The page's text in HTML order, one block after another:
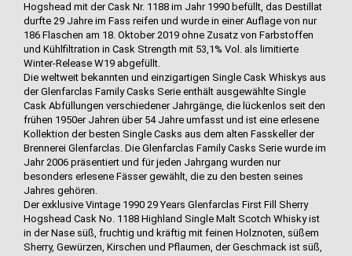
Hogshead mit der Cask Nr. 1188 im Jahr 1990 befüllt, das Destillat
durfte 29 Jahre im Fass reifen und wurde in einer Auflage von nur
186 Flaschen am 18. Oktober 2019 ohne Zusatz von Farbstoffen
und Kühlfiltration in Cask Strength mit 53,1% Vol. als limitierte
Winter-Release W19 abgefüllt.
Die weltweit bekannten und einzigartigen Single Cask Whiskys aus
der Glenfarclas Family Casks Serie enthält ausgewählte Single
Cask Abfüllungen verschiedener Jahrgänge, die lückenlos seit den
frühen 1950er Jahren über 54 Jahre umfasst und ist eine erlesene
Kollektion der besten Single Casks aus dem alten Fasskeller der
Brennerei Glenfarclas. Die Glenfarclas Family Casks Serie wurde im
Jahr 2006 präsentiert und für jeden Jahrgang wurden nur
besonders erlesene Fässer gewählt, die zu den besten seines
Jahres gehören.
Der exklusive Vintage 1990 29 Years Glenfarclas First Fill Sherry
Hogshead Cask No. 1188 Highland Single Malt Scotch Whisky ist
in der Nase süß, fruchtig und kräftig mit feinen Holznoten, süßem
Sherry, Gewürzen, Kirschen und Pflaumen, der Geschmack ist süß,